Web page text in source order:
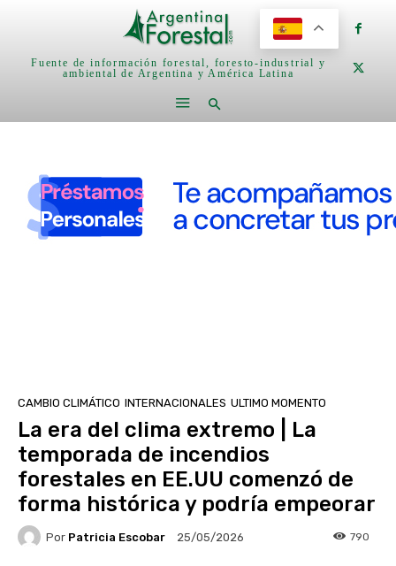
Fuente de información forestal, foresto-industrial y
ambiental de Argentina y América Latina
CAMBIO CLIMÁTICO INTERNACIONALES ULTIMO MOMENTO
La era del clima extremo | La
temporada de incendios
forestales en EE.UU comenzó de
forma histórica y podría empeorar
Por Patricia Escobar 25/05/2026 790